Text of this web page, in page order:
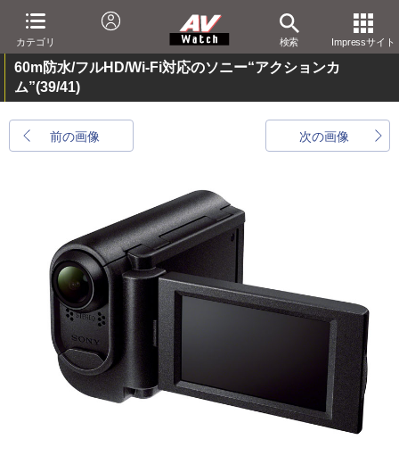
カテゴリ 検索 Impressサイト
60m防水/フルHD/Wi-Fi対応のソニー“アクションカ
ム”(39/41)
前の画像 次の画像